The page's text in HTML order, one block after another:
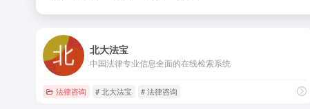
北大法宝
中国法律专业信息全面的在线检索系统
法律咨询 # 北大法宝 # 法律咨询